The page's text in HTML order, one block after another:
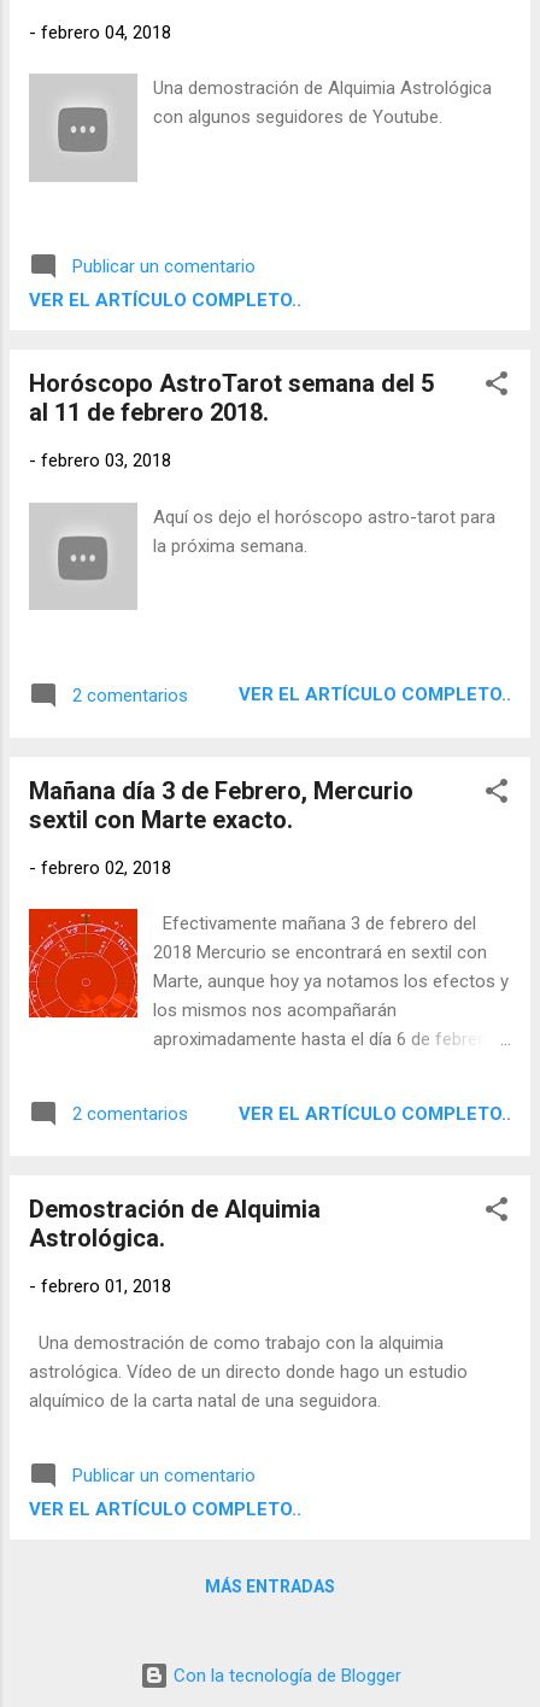
- febrero 04, 2018
Una demostración de Alquimia Astrológica
con algunos seguidores de Youtube.
Publicar un comentario
VER EL ARTÍCULO COMPLETO..
Horóscopo AstroTarot semana del 5
al 11 de febrero 2018.
- febrero 03, 2018
Aquí os dejo el horóscopo astro-tarot para
la próxima semana.
2 comentarios VER EL ARTÍCULO COMPLETO..
Mañana día 3 de Febrero, Mercurio
sextil con Marte exacto.
- febrero 02, 2018
Efectivamente mañana 3 de febrero del
2018 Mercurio se encontrará en sextil con
Marte, aunque hoy ya notamos los efectos y
los mismos nos acompañarán
aproximadamente hasta el día 6 de febrero.
2 comentarios VER EL ARTÍCULO COMPLETO..
Demostración de Alquimia
Astrológica.
- febrero 01, 2018
Una demostración de como trabajo con la alquimia
astrológica. Vídeo de un directo donde hago un estudio
alquímico de la carta natal de una seguidora.
Publicar un comentario
VER EL ARTÍCULO COMPLETO..
MÁS ENTRADAS
Con la tecnología de Blogger